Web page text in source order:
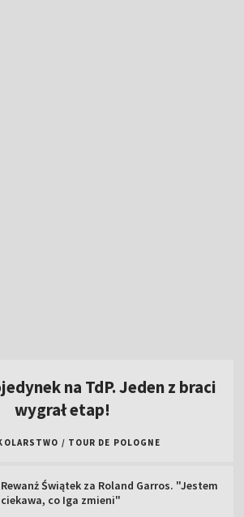
Polska gospodarzem dwóch kolejnych
imprez siatkarskich!
W sobotę "królewski" etap Tour de Pologne.
Popis Polki na najsłynniejszej górze świata!